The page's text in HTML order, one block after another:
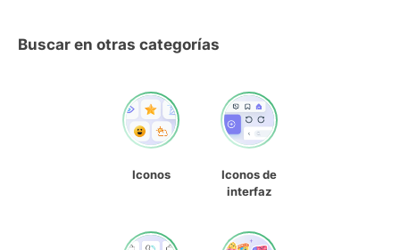
Buscar en otras categorías
Iconos
Iconos de
interfaz